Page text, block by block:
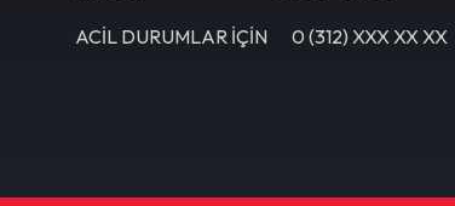
ACİL DURUMLAR İÇİN 0 (312) XXX XX XX